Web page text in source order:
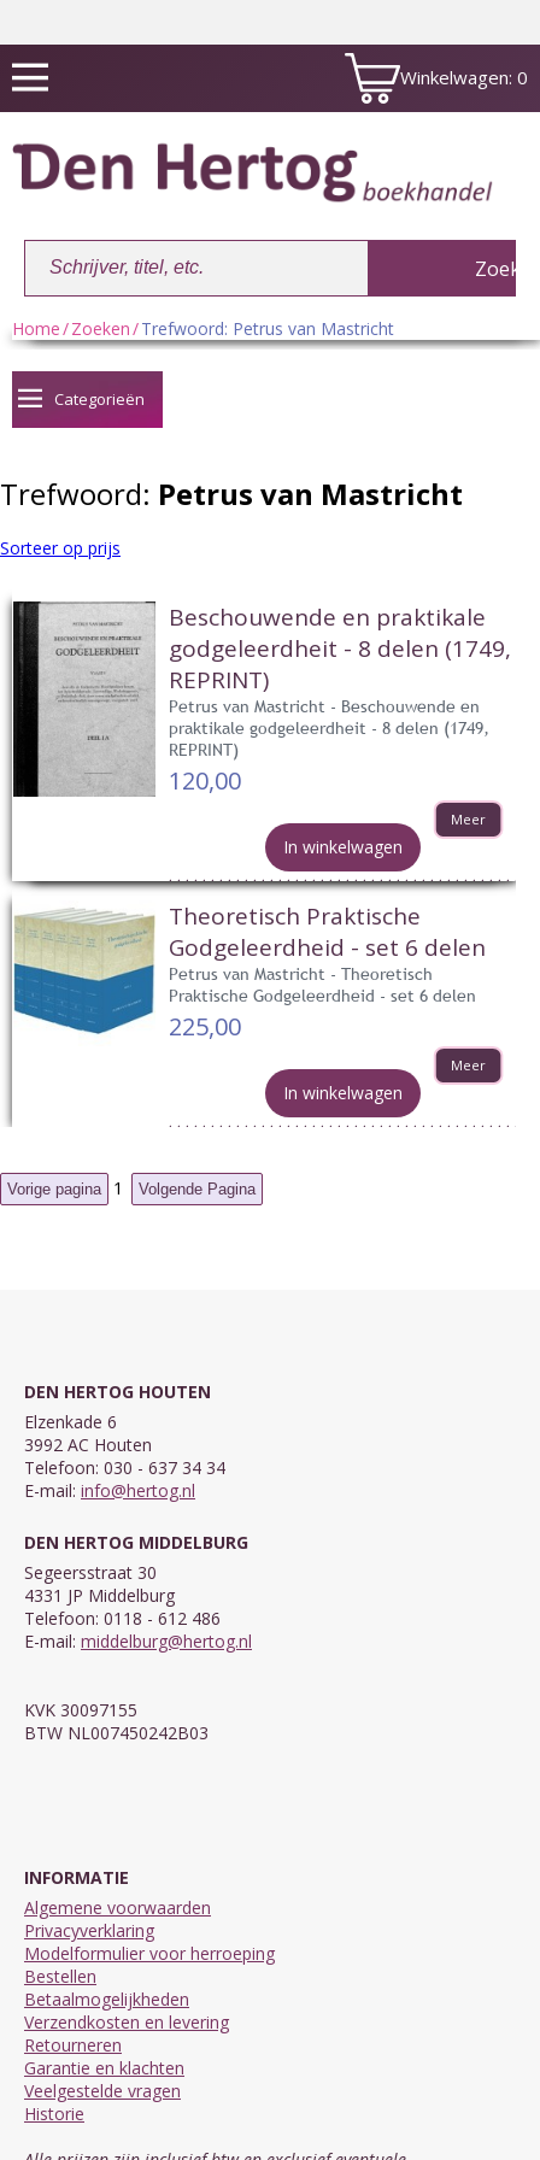
Winkelwagen: 0
Winkelwagen:0
Home/Zoeken/Trefwoord: Petrus van Mastricht
Categorieën
Trefwoord: Petrus van Mastricht
Sorteer op prijs
Beschouwende en praktikale
godgeleerdheit - 8 delen (1749,
REPRINT)
Petrus van Mastricht - Beschouwende en
praktikale godgeleerdheit - 8 delen (1749,
REPRINT)
120,00
Meer
In winkelwagen
Theoretisch Praktische
Godgeleerdheid - set 6 delen
Petrus van Mastricht - Theoretisch
Praktische Godgeleerdheid - set 6 delen
225,00
Meer
In winkelwagen
1
DEN HERTOG HOUTEN
Elzenkade 6
3992 AC Houten
Telefoon: 030 - 637 34 34
E-mail: info@hertog.nl
DEN HERTOG MIDDELBURG
Segeersstraat 30
4331 JP Middelburg
Telefoon: 0118 - 612 486
E-mail: middelburg@hertog.nl
KVK 30097155
BTW NL007450242B03
INFORMATIE
Algemene voorwaarden
Privacyverklaring
Modelformulier voor herroeping
Bestellen
Betaalmogelijkheden
Verzendkosten en levering
Retourneren
Garantie en klachten
Veelgestelde vragen
Historie